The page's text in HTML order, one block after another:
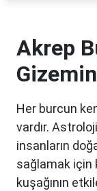
Akrep
Her burcun
vardır.
insanların
sağlamak için
kuşağının